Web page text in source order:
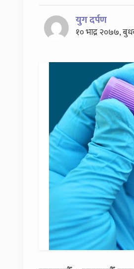
युग दर्पण
१० भाद्र २०७७,